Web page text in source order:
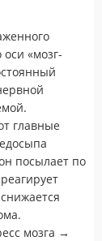
«мозг-
главные
посылает по
мозга →